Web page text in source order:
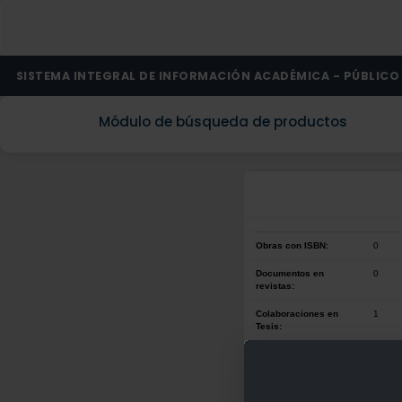
SISTEMA INTEGRAL DE INFORMACIÓN ACADÉMICA - PÚBLICO
Módulo de búsqueda de productos
Obras con ISBN: 0
Documentos en
revistas:
0
Colaboraciones en
Tesis:
1